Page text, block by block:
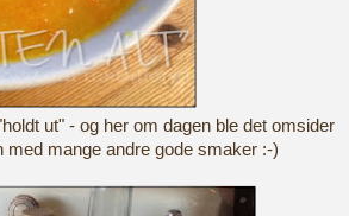
ut" - og her om dagen ble det omsider
med mange andre gode smaker :-)